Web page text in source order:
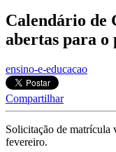
Calendário de
abertas para o
ensino-e-educacao
Compartilhar
Solicitação de
fevereiro.